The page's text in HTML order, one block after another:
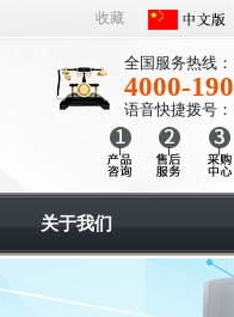
收藏
全国服务热线：
4000-
语音快捷拨号：
关于我们